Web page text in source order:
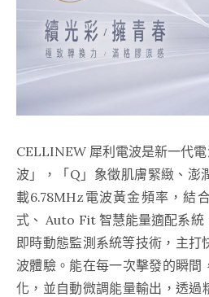
CELLINEW 犀利電波是新一代
波」，「Q」象徵肌膚緊緻、澎
載6.78MHz電波黃金頻率，結
式、 Auto Fit 智慧能量適配系統
即時動態監測系統等技術，主打
波體驗。能在每一次擊發的瞬間
化，並自動微調能量輸出，透過